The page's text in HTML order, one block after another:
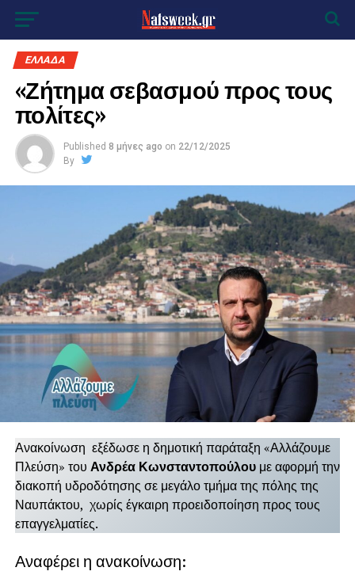
ΕΛΛΑΔΑ
«Ζήτημα σεβασμού προς τους
πολίτες»
Published 8 μήνες ago on 22/12/2025
By
Ανακοίνωση εξέδωσε η δημοτική παράταξη «Αλλάζουμε
Πλεύση» του Ανδρέα Κωνσταντοπούλουμε αφορμή την
διακοπή υδροδότησης σε μεγάλο τμήμα της πόλης της
Ναυπάκτου, χωρίς έγκαιρη προειδοποίηση προς τους
επαγγελματίες.
Αναφέρει η ανακοίνωση: